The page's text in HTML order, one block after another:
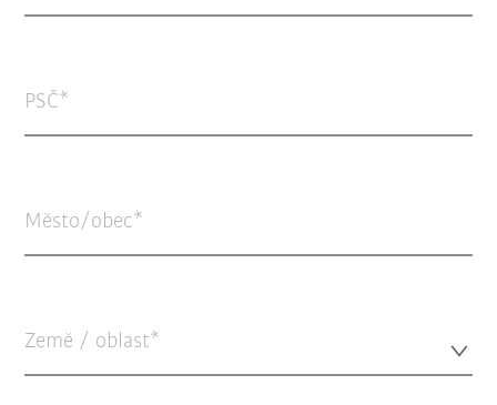
PSČ
Město/obec
Země / oblast*